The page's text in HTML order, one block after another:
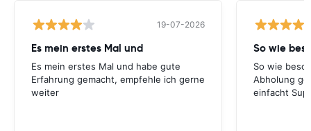
19-07-2026
Es mein erstes Mal und
Es mein erstes Mal und habe gute
Erfahrung gemacht, empfehle ich gerne
weiter
So wie
So wie
Abholung
einfacht